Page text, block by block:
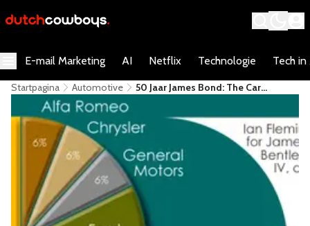
E-mail Marketing AI Netflix Technologie Tech in
Startpagina Automotive
50 Jaar James Bond: The Car